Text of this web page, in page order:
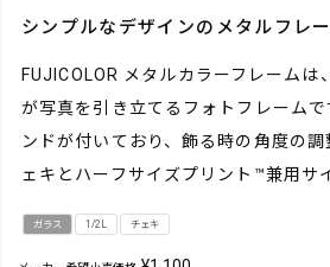
シンプルなデザインのメタルフレ
FUJICOLOR メタルカラーフレームは
が写真を引き立てるフォトフレームで
ンドが付いており、飾る時の角度の
ェキとハーフサイズプリント™兼用サ
ガラス 1/2L チェキ